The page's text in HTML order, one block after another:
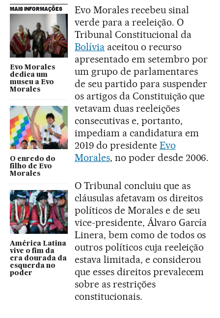
MAIS INFORMAÇÕES
Evo Morales
dedica um
museu a Evo
Morales
O enredo do
filho de Evo
Morales
América Latina
vive o fim da
era dourada da
esquerda no
poder
Evo Morales recebeu sinal
verde para a reeleição. O
Tribunal Constitucional da
Bolíviaaceitou o recurso
apresentado em setembro por
um grupo de parlamentares
de seu partido para suspender
os artigos da Constituição que
vetavam duas reeleições
consecutivas e, portanto,
impediam a candidatura em
2019 do presidente Evo
Morales, no poder desde 2006.
O Tribunal concluiu que as
cláusulas afetavam os direitos
políticos de Morales e de seu
vice-presidente, Álvaro García
Linera, bem como de todos os
outros políticos cuja reeleição
estava limitada, e considerou
que esses direitos prevalecem
sobre as restrições
constitucionais.